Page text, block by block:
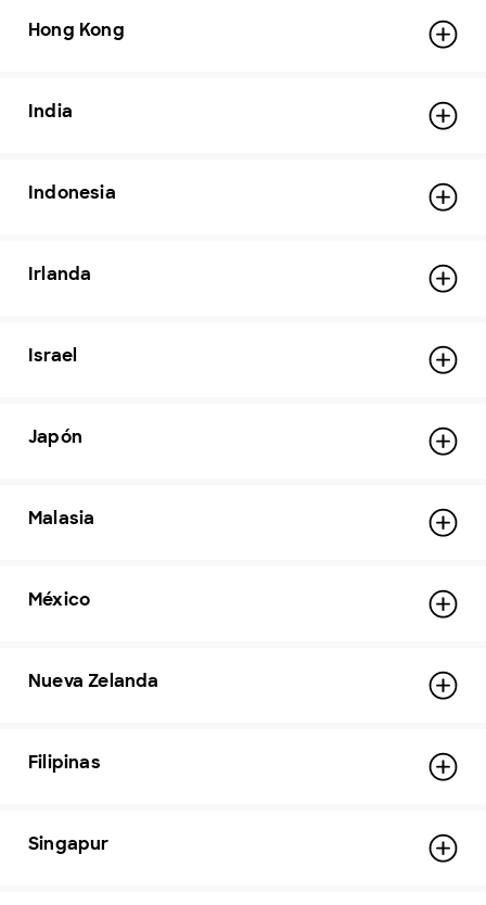
Hong Kong
India
Indonesia
Irlanda
Israel
Japón
Malasia
México
Nueva Zelanda
Filipinas
Singapur